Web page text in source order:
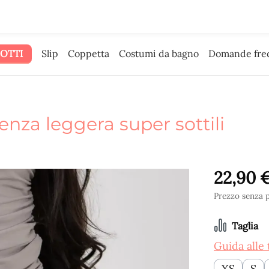
Slip Coppetta Costumi da bagno Domande
leggera super sottili
22,90
Prezzo senza
Taglia
Guida alle